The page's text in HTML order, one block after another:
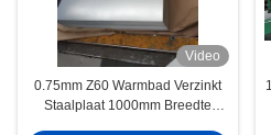
Video
0.75mm Z60 Warmbad Verzinkt
Staalplaat 1000mm Breedte